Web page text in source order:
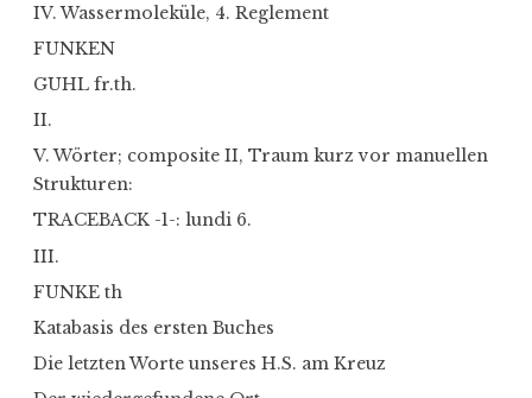
IV. Wassermoleküle, 4. Reglement
FUNKEN
GUHL fr.th.
II.
V. Wörter; composite II, Traum kurz vor manuellen
Strukturen:
TRACEBACK -1-: lundi 6.
III.
FUNKE th
Katabasis des ersten Buches
Die letzten Worte unseres H.S. am Kreuz